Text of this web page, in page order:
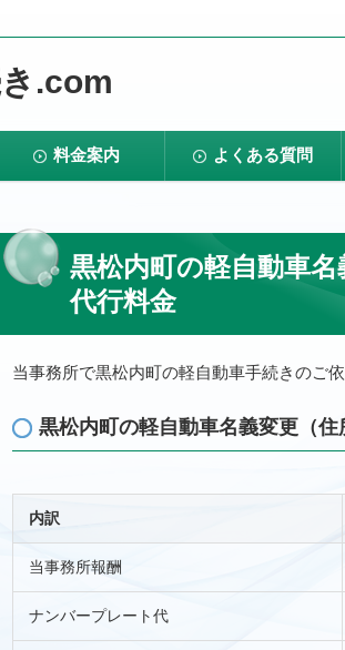
.com
料金案内 よくある質問
黒松内町の軽自動車
代行料金
当事務所で黒松内町の軽自動車手続きのご
黒松内町の軽自動車名義変更（
内訳
当事務所報酬
ナンバープレート代